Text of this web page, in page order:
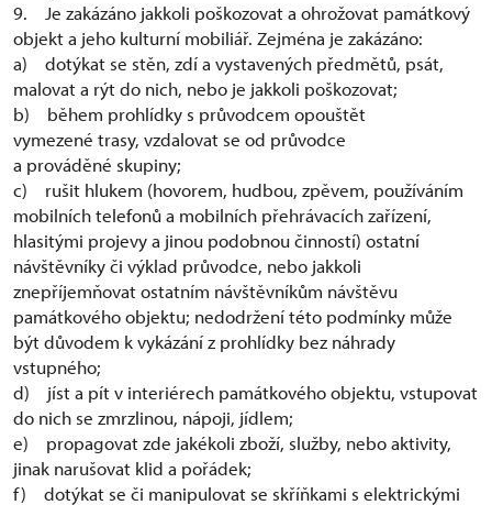
9. Je zakázáno jakkoli poškozovat a ohrožovat památkový
objekt a jeho kulturní mobiliář. Zejména je zakázáno:
a) dotýkat se stěn, zdí a vystavených předmětů, psát,
malovat a rýt do nich, nebo je jakkoli poškozovat;
b) během prohlídky s průvodcem opouštět
vymezené trasy, vzdalovat se od průvodce
a prováděné skupiny;
c) rušit hlukem (hovorem, hudbou, zpěvem, používáním
mobilních telefonů a mobilních přehrávacích zařízení,
hlasitými projevy a jinou podobnou činností) ostatní
návštěvníky či výklad průvodce, nebo jakkoli
znepříjemňovat ostatním návštěvníkům návštěvu
památkového objektu; nedodržení této podmínky může
být důvodem k vykázání z prohlídky bez náhrady
vstupného;
d) jíst a pít v interiérech památkového objektu, vstupovat
do nich se zmrzlinou, nápoji, jídlem;
e) propagovat zde jakékoli zboží, služby, nebo aktivity,
jinak narušovat klid a pořádek;
f) dotýkat se či manipulovat se skříňkami s elektrickými